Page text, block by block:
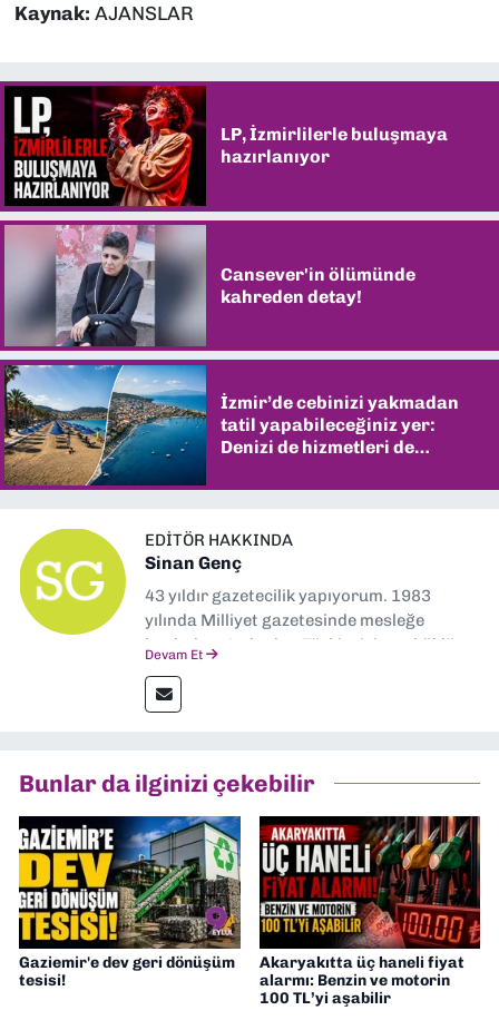
Kaynak: AJANSLAR
LP, İzmirlilerle buluşmaya
hazırlanıyor
Cansever'in ölümünde
kahreden detay!
İzmir’de cebinizi yakmadan
tatil yapabileceğiniz yer:
Denizi de hizmetleri de
EDITÖR HAKKINDA
Sinan Genç
43 yıldır gazetecilik yapıyorum. 1983
yılında Milliyet gazetesinde mesleğe
başladım. Ardından Türkiye’nin en köklü
muhabir, editör, müdür yardımcısı ve spor
müdürü olarak görev yaptım. Ayrıca Yeni
Gazetesi'nde editörlük yapıyorum
Devam Et
Bunlar da ilginizi çekebilir
Gaziemir'e dev geri dönüşüm
tesisi!
Akaryakıtta üç haneli fiyat
alarmı: Benzin ve motorin
100 TL’yi aşabilir